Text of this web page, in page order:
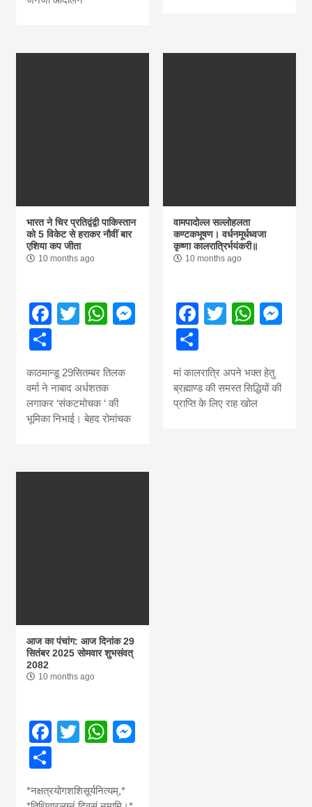
भारत ने चिर प्रतिद्वंद्वी पाकिस्तान
को 5 विकेट से हराकर नौवीं बार
एशिया कप जीता
10 months ago
Facebook
TwitterWhatsApp
Messenger
काठमान्डू 29सितम्बर तिलक
वर्मा ने नाबाद अर्धशतक
लगाकर ‘संकटमोचक ‘ की
भूमिका निभाई। बेहद रोमांचक
वामपादोल्ल सल्लोहलता
कण्टकभूषण। वर्धनमूर्धध्वजा
कृष्णा कालरात्रिर्भयंकरी॥
10 months ago
Facebook
Twitter
मां कालरात्रि अपने भक्त हेतु
ब्रह्माण्ड की समस्त सिद्धियों की
प्राप्ति के लिए राह खोल
आज का पंचांग: आज दिनांक 29
सितंबर 2025 सोमवार शुभसंवत्
2082
10 months ago
Facebook
TwitterWhatsApp
*नक्षत्रयोगशशिसूर्यनित्यम्,*